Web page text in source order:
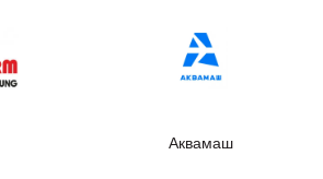
Аквамаш